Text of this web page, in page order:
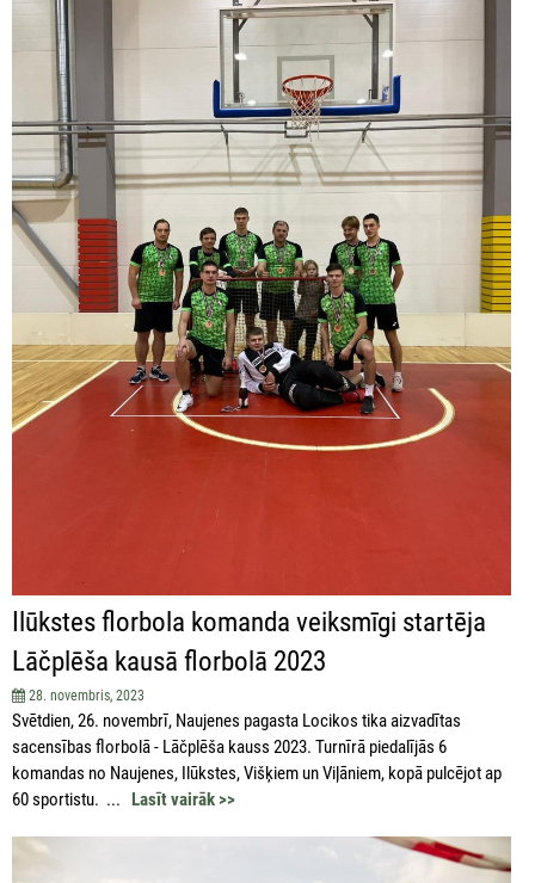
Ilūkstes florbola komanda veiksmīgi startēja
Lāčplēša kausā florbolā 2023
28. novembris, 2023
Svētdien, 26. novembrī, Naujenes pagasta Locikos tika aizvadītas
sacensības florbolā - Lāčplēša kauss 2023. Turnīrā piedalījās 6
komandas no Naujenes, Ilūkstes, Višķiem un Viļāniem, kopā pulcējot ap
60 sportistu. ... Lasīt vairāk >>